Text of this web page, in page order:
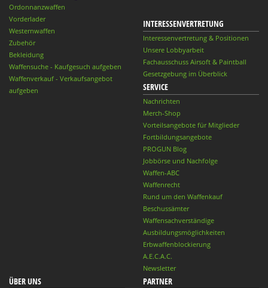
Ordonnanzwaffen
Vorderlader
Westernwaffen
Zubehör
Bekleidung
Waffensuche - Kaufgesuch aufgeben
Waffenverkauf - Verkaufsangebot
aufgeben
INTERESSENVERTRETUNG
Interessenvertretung & Positionen
Unsere Lobbyarbeit
Fachausschuss Airsoft & Paintball
Gesetzgebung im Überblick
SERVICE
Nachrichten
Merch-Shop
Vorteilsangebote für Mitglieder
Fortbildungsangebote
PROGUN Blog
Jobbörse und Nachfolge
Waffen-ABC
Waffenrecht
Rund um den Waffenkauf
Beschussämter
Waffensachverständige
Ausbildungsmöglichkeiten
Erbwaffenblockierung
A.E.C.A.C.
Newsletter
ÜBER UNS PARTNER